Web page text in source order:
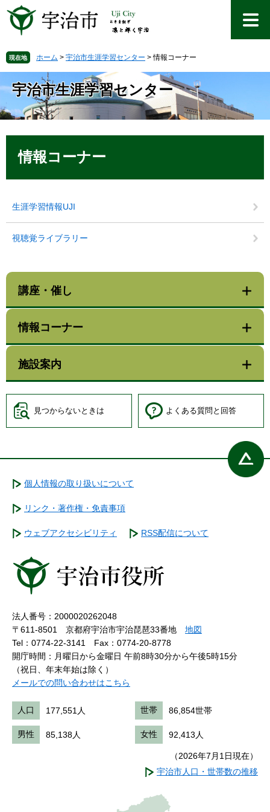
先
。
を
て
本
現在地 ホーム > 宇治市生涯学習センター >情報コーナー
宇治市生涯学習センター
情報コーナー
生涯学習情報UJI
視聴覚ライブラリー
講座・催し
情報コーナー
施設案内
見つからないときは よくある質問と回答
個人情報の取り扱いについて
リンク・著作権・免責事項
ウェブアクセシビリティ RSS配信について
法人番号：2000020262048
〒611-8501 京都府宇治市宇治琵琶33番地 地図
Tel：0774-22-3141
Fax：0774-20-8778
開庁時間：月曜日から金曜日 午前8時30分から午後5時15分
（祝日、年末年始は除く）
メールでの問い合わせはこちら
人口 177,551人 世帯 86,854世帯
男性 85,138人 女性 92,413人
（2026年7月1日現在）
宇治市人口・世帯数の推移